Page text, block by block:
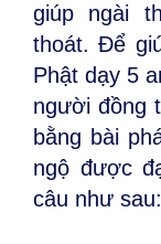
giúp ngài
thoát. Để
Phật dạy 5
người đồng
bằng bài
ngộ được
câu như sau: